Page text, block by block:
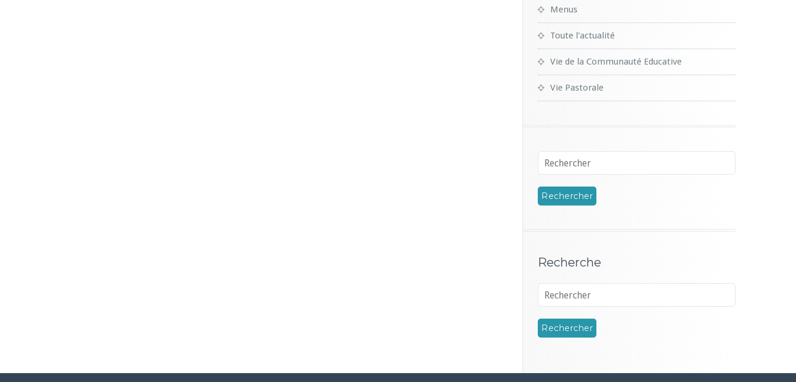
Menus
Toute l'actualité
Vie de la Communauté Educative
Vie Pastorale
Recherche